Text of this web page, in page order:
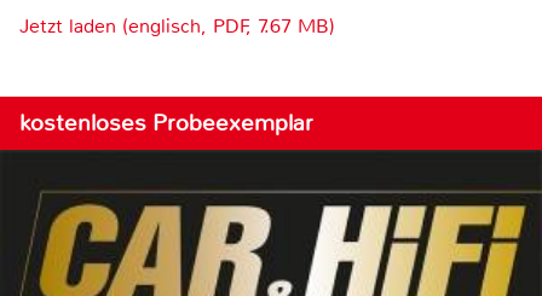
Jetzt laden (englisch, PDF, 7.67 MB)
kostenloses Probeexemplar